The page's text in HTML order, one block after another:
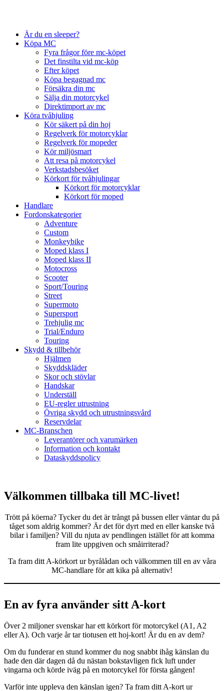
Är du en sleeper?
Köpa MC
Fyra frågor före mc-köpet
Det finstilta vid mc-köp
Efter köpet
Köpa begagnad mc
Försäkra din mc
Sälja din motorcykel
Direktimport av mc
Köra tvåhjuling
Kör säkert på din hoj
Regelverk för motorcyklar
Regelverk för mopeder
Kör miljösmart
Att resa på motorcykel
Verkstadsbesöket
Körkort för tvåhjulingar
Körkort för motorcyklar
Körkort för moped
Handlare
Fordonskategorier
Adventure
Custom
Monkeybike
Moped klass I
Moped klass II
Motocross
Scooter
Sport/Touring
Street
Supermoto
Supersport
Trehjulig mc
Trial/Enduro
Touring
Skydd & tillbehör
Hjälmen
Skyddskläder
Skor och stövlar
Handskar
Underställ
EU-regler utrustning
Övriga skydd och utrustningsvård
Reservdelar
MC-Branschen
Leverantörer och varumärken
Information och kontakt
Dataskyddspolicy
Välkommen tillbaka till MC-livet!
Trött på köerna? Tycker du det är trångt på bussen eller väntar du på
tåget som aldrig kommer? Är det för dyrt med en eller kanske två
bilar i familjen? Vill du njuta av pendlingen istället för att komma
fram lite uppgiven och småirriterad?
Ta fram ditt A-körkort ur byrålådan och välkommen till en av våra
MC-handlare för att kika på alternativ!
En av fyra använder sitt A-kort
Över 2 miljoner svenskar har ett körkort för motorcykel (A1, A2
eller A). Och varje år tar tiotusen ett hoj-kort! Är du en av dem?
Om du funderar en stund kommer du nog snabbt ihåg känslan du
hade den där dagen då du nästan bokstavligen fick luft under
vingarna och körde iväg på en motorcykel för första gången!
Varför inte uppleva den känslan igen? Ta fram ditt A-kort ur